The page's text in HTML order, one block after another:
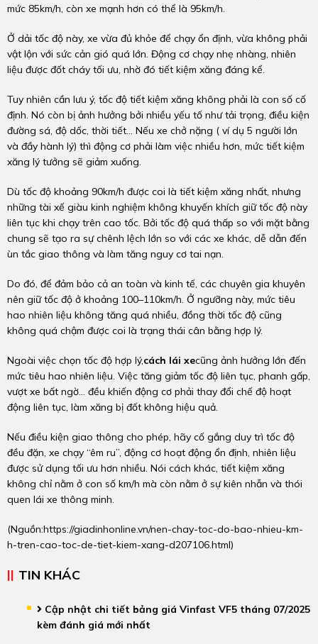
mức 85km/h, còn xe mạnh hơn có thể là 95km/h.
Ở dải tốc độ này, xe vừa đủ khỏe để chạy ổn định, vừa không phải
vật lộn với sức cản gió quá lớn. Động cơ chạy nhẹ nhàng, nhiên
liệu được đốt cháy tối ưu, nhờ đó tiết kiệm xăng đáng kể.
Tuy nhiên cần lưu ý, tốc độ tiết kiệm xăng không phải là con số cố
định. Nó còn bị ảnh hưởng bởi nhiều yếu tố như tải trọng, điều kiện
đường sá, độ dốc, thời tiết… Nếu xe chở nặng ( ví dụ 5 người lớn
và đầy hành lý) thì động cơ phải làm việc nhiều hơn, mức tiết kiệm
xăng lý tưởng sẽ giảm xuống.
Dù tốc độ khoảng 90km/h được coi là tiết kiệm xăng nhất, nhưng
những tài xế giàu kinh nghiệm không khuyến khích giữ tốc độ này
liên tục khi chạy trên cao tốc. Bởi tốc độ quá thấp so với mặt bằng
chung sẽ tạo ra sự chênh lệch lớn so với các xe khác, dễ dẫn đến
ùn tắc giao thông và làm tăng nguy cơ tai nạn.
Do đó, để đảm bảo cả an toàn và kinh tế, các chuyên gia khuyên
nên giữ tốc độ ở khoảng 100–110km/h. Ở ngưỡng này, mức tiêu
hao nhiên liệu không tăng quá nhiều, đồng thời tốc độ cũng
không quá chậm được coi là trạng thái cân bằng hợp lý.
Ngoài việc chọn tốc độ hợp lý,cách lái xecũng ảnh hưởng lớn đến
mức tiêu hao nhiên liệu. Việc tăng giảm tốc độ liên tục, phanh gấp,
vượt xe bất ngờ… đều khiến động cơ phải thay đổi chế độ hoạt
động liên tục, làm xăng bị đốt không hiệu quả.
Nếu điều kiện giao thông cho phép, hãy cố gắng duy trì tốc độ
đều đặn, xe chạy “êm ru”, động cơ hoạt động ổn định, nhiên liệu
được sử dụng tối ưu hơn nhiều. Nói cách khác, tiết kiệm xăng
không chỉ nằm ở con số km/h mà còn nằm ở sự kiên nhẫn và thói
quen lái xe thông minh.
(Nguồn:https://giadinhonline.vn/nen-chay-toc-do-bao-nhieu-km-
h-tren-cao-toc-de-tiet-kiem-xang-d207106.html)
TIN KHÁC
Cập nhật chi tiết bảng giá Vinfast VF5 tháng 07/2025
kèm đánh giá mới nhất